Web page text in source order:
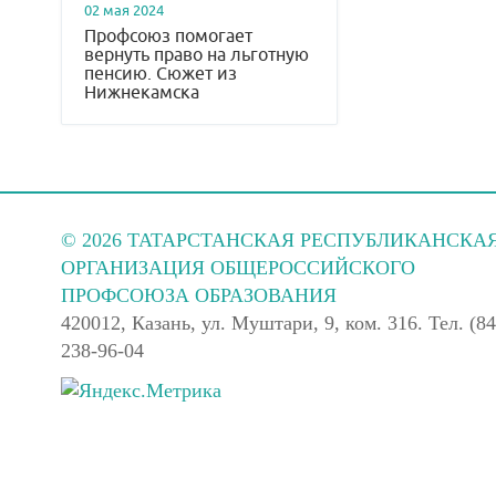
02 мая 2024
Профсоюз помогает
вернуть право на льготную
пенсию. Сюжет из
Нижнекамска
© 2026 ТАТАРСТАНСКАЯ
ОРГАНИЗАЦИЯ ОБЩЕРОССИЙСКОГО
ПРОФСОЮЗА ОБРАЗОВАНИЯ
420012, Казань, ул. Муштари, 9, ком. 316. Тел.
238-96-04